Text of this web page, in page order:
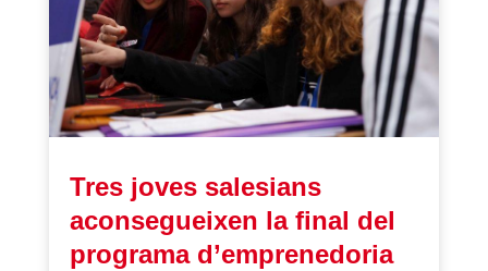
Tres joves salesians
aconsegueixen la final del
programa d’emprenedoria